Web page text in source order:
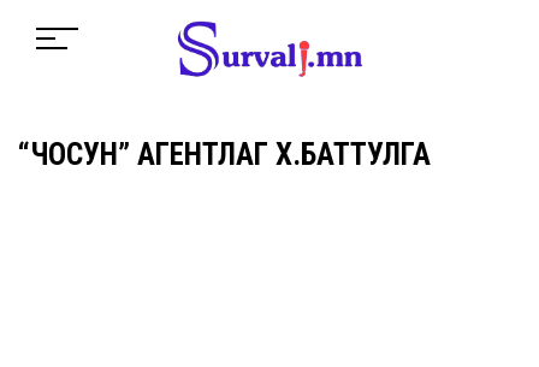
“ЧОСУН” АГЕНТЛАГ Х.БАТТУЛГА